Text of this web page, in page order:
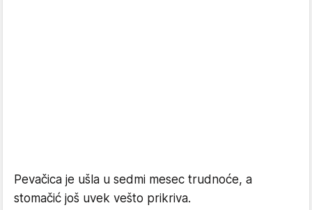
Pevačica je ušla u sedmi mesec trudnoće, a
stomačić još uvek vešto prikriva.